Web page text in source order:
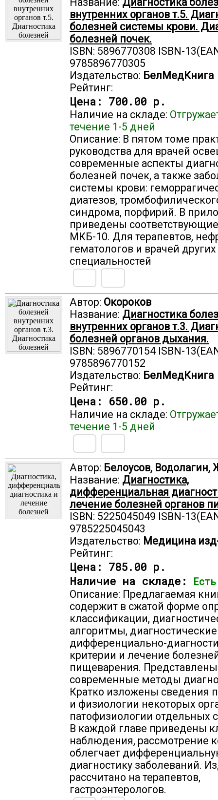
внутренних органов т.5.
болезней системы крови.
болезней почек.
ISBN: 5896770308 ISBN-
9785896770305
Издательство: БелМедКнига
Рейтинг:
Цена: 700.00 р.
Наличие на складе:
течение 1-5 дней
Описание: В пятом томе
руководства для врачей
современные аспекты
болезней почек, а также
системы крови:
диатезов,
синдрома, порфирий. В
приведены
МКБ-10. Для терапевтов,
гематологов и врачей других
специальностей
Автор: Окороков
Название: Диагностика
внутренних органов т.3.
болезней органов дыхания.
ISBN: 5896770154 ISBN-
9785896770152
Издательство: БелМедКнига
Рейтинг:
Цена: 650.00 р.
Наличие на складе:
течение 1-5 дней
Автор: Белоусов, Водолагин,
Название: Диагностика,
дифференциальная
лечение болезней органов
ISBN: 5225045049 ISBN-
9785225045043
Издательство: Медицина
Рейтинг:
Цена: 785.00 р.
Наличие на складе:
Есть
Описание: Предлагаемая
содержит в сжатой форме
классификации,
алгоритмы,
дифференциально-
критерии и лечение
пищеварения. Представлены
современные методы
Кратко изложены сведения
и физиологии некоторых
патофизиологии отдельных
В каждой главе приведены
наблюдения, рассмотрение
облегчает
диагностику заболеваний.
рассчитано на терапевтов,
гастроэнтерологов.